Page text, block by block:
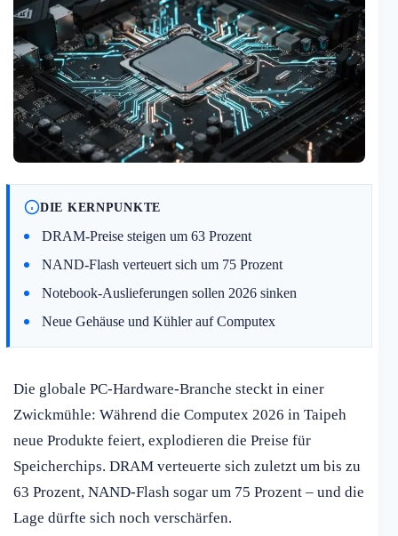
DIE KERNPUNKTE
DRAM-Preise steigen um 63 Prozent
NAND-Flash verteuert sich um 75 Prozent
Notebook-Auslieferungen sollen 2026 sinken
Neue Gehäuse und Kühler auf Computex
Die globale PC-Hardware-Branche steckt in einer
Zwickmühle: Während die Computex 2026 in Taipeh
neue Produkte feiert, explodieren die Preise für
Speicherchips. DRAM verteuerte sich zuletzt um bis zu
63 Prozent, NAND-Flash sogar um 75 Prozent – und die
Lage dürfte sich noch verschärfen.